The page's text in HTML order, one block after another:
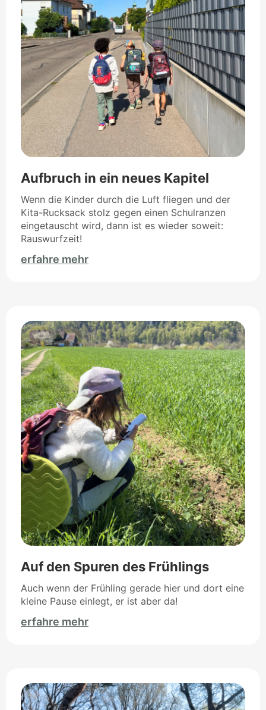
Aufbruch in ein neues Kapitel
Wenn die Kinder durch die Luft fliegen und der
Kita-Rucksack stolz gegen einen Schulranzen
eingetauscht wird, dann ist es wieder soweit:
Rauswurfzeit!
erfahre mehr
Auf den Spuren des Frühlings
Auch wenn der Frühling gerade hier und dort eine
kleine Pause einlegt, er ist aber da!
erfahre mehr